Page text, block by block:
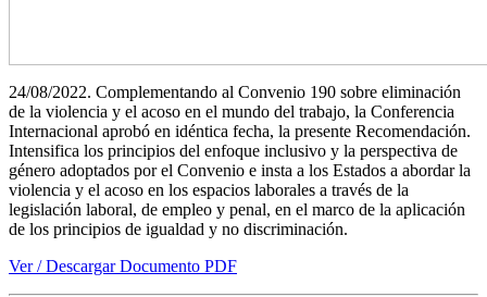
24/08/2022. Complementando al Convenio 190 sobre eliminación
de la violencia y el acoso en el mundo del trabajo, la Conferencia
Internacional aprobó en idéntica fecha, la presente Recomendación.
Intensifica los principios del enfoque inclusivo y la perspectiva de
género adoptados por el Convenio e insta a los Estados a abordar la
violencia y el acoso en los espacios laborales a través de la
legislación laboral, de empleo y penal, en el marco de la aplicación
de los principios de igualdad y no discriminación.
Ver / Descargar Documento PDF